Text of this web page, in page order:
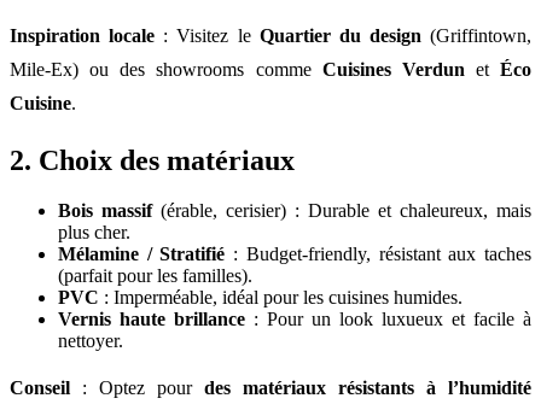
Inspiration locale : Visitez le Quartier du design (Griffintown,
Mile-Ex) ou des showrooms comme Cuisines Verdun et Éco
Cuisine.
2. Choix des matériaux
Bois massif(érable, cerisier) : Durable et chaleureux, mais
plus cher.
Mélamine / Stratifié : Budget-friendly, résistant aux taches
(parfait pour les familles).
PVC : Imperméable, idéal pour les cuisines humides.
Vernis haute brillance : Pour un look luxueux et facile à
nettoyer.
Conseil : Optez pour des matériaux résistants à l’humidité